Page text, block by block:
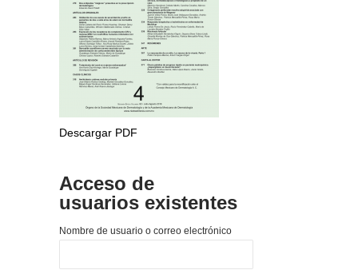
Descargar PDF
Acceso de
usuarios existentes
Nombre de usuario o correo electrónico